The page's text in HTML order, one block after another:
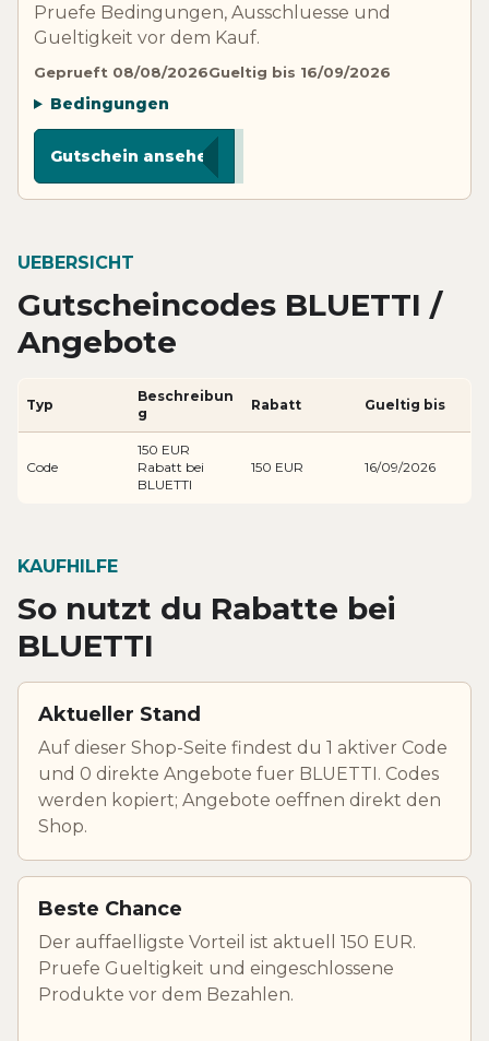
Pruefe Bedingungen, Ausschluesse und
Gueltigkeit vor dem Kauf.
Geprueft 08/08/2026Gueltig bis 16/09/2026
Bedingungen
******OFF
Gutschein ansehen
UEBERSICHT
Gutscheincodes BLUETTI /
Angebote
Typ
Beschreibun
g
Rabatt Gueltig bis
Code
150 EUR
Rabatt bei
BLUETTI
150 EUR 16/09/2026
KAUFHILFE
So nutzt du Rabatte bei
BLUETTI
Aktueller Stand
Auf dieser Shop-Seite findest du 1 aktiver Code
und 0 direkte Angebote fuer BLUETTI. Codes
werden kopiert; Angebote oeffnen direkt den
Shop.
Beste Chance
Der auffaelligste Vorteil ist aktuell 150 EUR.
Pruefe Gueltigkeit und eingeschlossene
Produkte vor dem Bezahlen.